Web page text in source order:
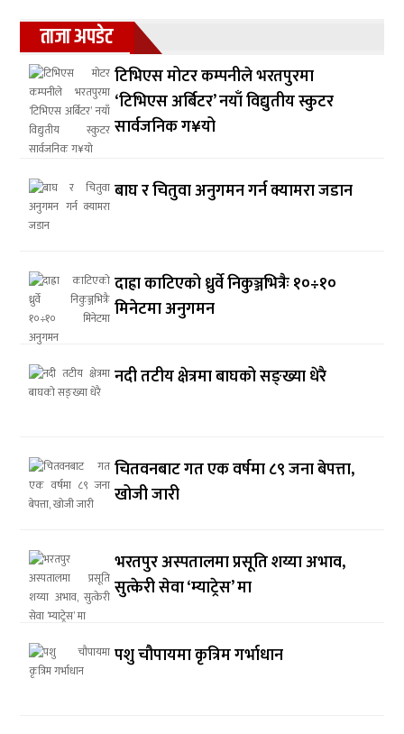
ताजा अपडेट
टिभिएस मोटर कम्पनीले भरतपुरमा
‘टिभिएस अर्बिटर’ नयाँ विद्युतीय स्कुटर
सार्वजनिक ग¥यो
बाघ र चितुवा अनुगमन गर्न क्यामरा जडान
दाह्रा काटिएको ध्रुर्वे निकुञ्जभित्रैः १०÷१०
मिनेटमा अनुगमन
नदी तटीय क्षेत्रमा बाघको सङ्ख्या धेरै
चितवनबाट गत एक वर्षमा ८९ जना बेपत्ता,
खोजी जारी
भरतपुर अस्पतालमा प्रसूति शय्या अभाव,
सुत्केरी सेवा ‘म्याट्रेस’ मा
पशु चौपायमा कृत्रिम गर्भाधान